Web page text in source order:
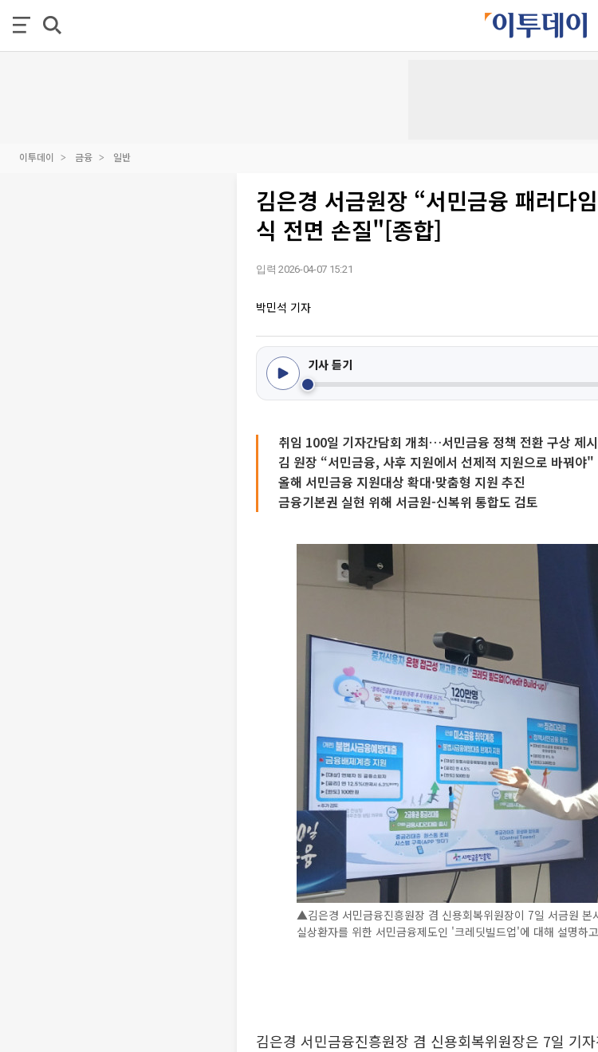
이투데이 금융 일반
김은경 서금원장 “서민금융 패러다
식 전면 손질"[종합]
입력 2026-04-07 15:21
박민석 기자
기사 듣기
취임 100일 기자간담회 개최…서민금융 정책 전환 구상 제시
김 원장 “서민금융, 사후 지원에서 선제적 지원으로 바꿔야"
올해 서민금융 지원대상 확대·맞춤형 지원 추진
금융기본권 실현 위해 서금원-신복위 통합도 검토
▲김은경 서민금융진흥원장 겸 신용회복위원장이 7일 서금원 본
실상환자를 위한 서민금융제도인 '크레딧빌드업'에 대해 설명
김은경 서민금융진흥원장 겸 신용회복위원장은 7일 기